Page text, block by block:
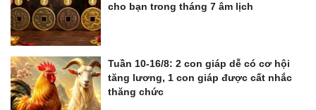
cho bạn trong tháng 7 âm lịch
Tuần 10-16/8: 2 con giáp dễ có cơ hội
tăng lương, 1 con giáp được cất nhắc
thăng chức